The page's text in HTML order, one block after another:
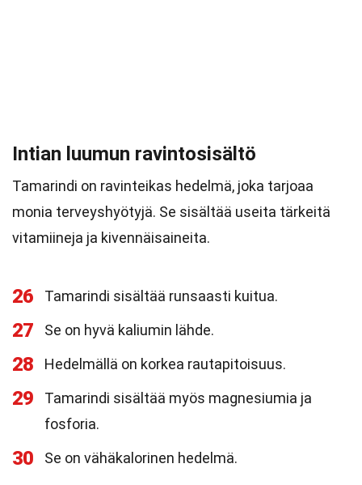
Intian luumun ravintosisältö
Tamarindi on ravinteikas hedelmä, joka tarjoaa
monia terveyshyötyjä. Se sisältää useita tärkeitä
vitamiineja ja kivennäisaineita.
26 Tamarindi sisältää runsaasti kuitua.
27 Se on hyvä kaliumin lähde.
28 Hedelmällä on korkea rautapitoisuus.
29
Tamarindi sisältää myös magnesiumia ja
fosforia.
30 Se on vähäkalorinen hedelmä.